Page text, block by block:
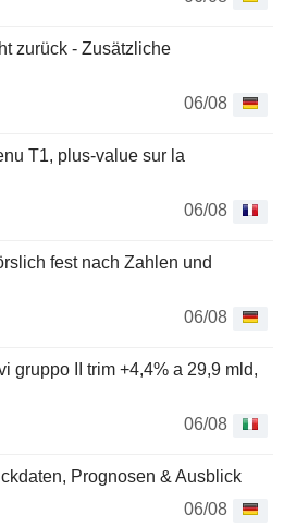
zurück - Zusätzliche
06/08
T1, plus-value sur la
06/08
fest nach Zahlen und
06/08
gruppo II trim +4,4% a 29,9 mld,
06/08
Prognosen & Ausblick
06/08